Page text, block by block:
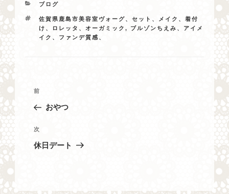
カ
ゴ
リ
ー
ブログ
タ
グ
佐賀県鹿島市美容室ヴォーグ、セット、メイク、着付
け、ロレッタ、オーガミック, ブルゾンちえみ、アイメ
イク、ファンデ質感、
投
ビ
ゲ
過
去
投
前
おやつ
次
の
次
休日デート